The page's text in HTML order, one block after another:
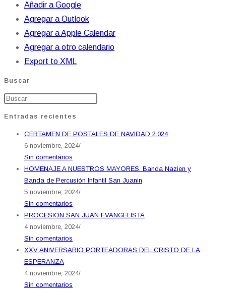
Añadir a Google
Agregar a Outlook
Agregar a Apple Calendar
Agregar a otro calendario
Export to XML
Buscar
Entradas recientes
CERTAMEN DE POSTALES DE NAVIDAD 2.024
6 noviembre, 2024/
Sin comentarios
HOMENAJE A NUESTROS MAYORES. Banda Nazien y
Banda de Percusión Infantil San Juanin
5 noviembre, 2024/
Sin comentarios
PROCESION SAN JUAN EVANGELISTA
4 noviembre, 2024/
Sin comentarios
XXV ANIVERSARIO PORTEADORAS DEL CRISTO DE LA
ESPERANZA
4 noviembre, 2024/
Sin comentarios